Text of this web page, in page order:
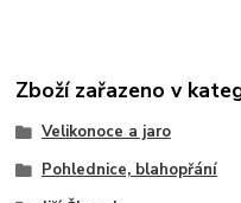
Zboží zařazeno v
Velikonoce a jaro
Pohlednice, blahopřání